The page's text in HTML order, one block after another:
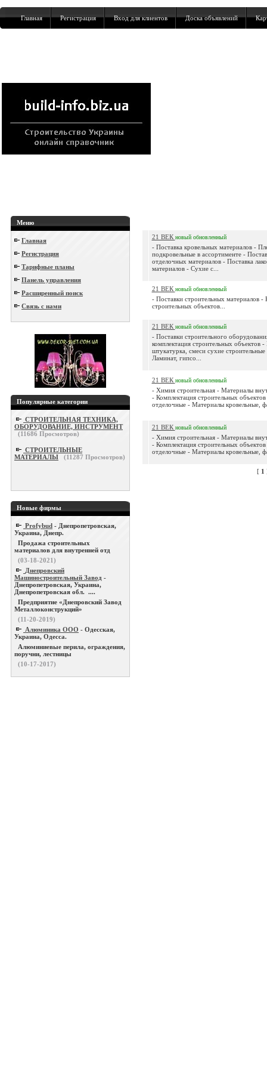
Главная Регистрация Вход для клиентов Доска объявлений
Меню
Главная
Регистрация
Тарифные планы
Панель управления
Расширенный поиск
Связь с нами
Популярные категории
СТРОИТЕЛЬНАЯ ТЕХНИКА,
ОБОРУДОВАНИЕ, ИНСТРУМЕНТ
(11686 Просмотров)
СТРОИТЕЛЬНЫЕ
МАТЕРИАЛЫ
(11287 Просмотров)
Новые фирмы
Profybud - Днепропетровская,
Украина, Днепр.
Продажа строительных
материалов для внутренней отд
(03-18-2021)
Днепровский
Машиностроительный Завод -
Днепропетровская, Украина,
Днепропетровская обл. ....
Предприятие «Днепровский Завод
Металлоконструкций»
(11-20-2019)
Алюминика ООО - Одесская,
Украина, Одесса.
Алюминиевые перила, ограждения,
поручни, лестницы
(10-17-2017)
21 ВЕК новый обновленный
- Поставка кровельных материалов -
подкровельные в ассортименте -
отделочных материалов - Поставка
материалов - Сухие с...
21 ВЕК новый обновленный
- Поставки строительных материалов -
строительных объектов...
21 ВЕК новый обновленный
- Поставки строительного
комплектация строительных объектов
штукатурка, смеси сухие
Ламинат, гипсо...
21 ВЕК новый обновленный
- Химия строительная - Материалы
- Комплектация строительных
отделочные - Материалы кровельные,
21 ВЕК новый обновленный
- Химия строительная - Материалы
- Комплектация строительных
отделочные - Материалы кровельные,
[ 1